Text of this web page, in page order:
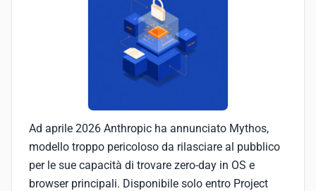
Ad aprile 2026 Anthropic ha annunciato Mythos,
modello troppo pericoloso da rilasciare al pubblico
per le sue capacità di trovare zero-day in OS e
browser principali. Disponibile solo entro Project